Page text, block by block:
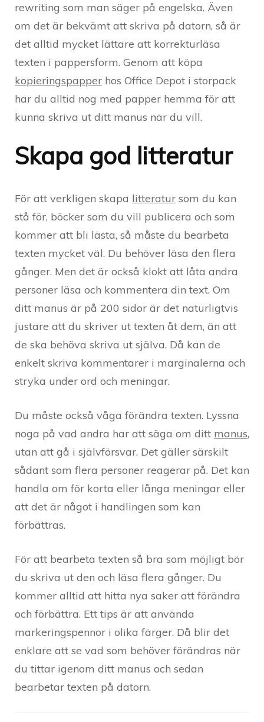
rewriting som man säger på engelska. Även
om det är bekvämt att skriva på datorn, så är
det alltid mycket lättare att korrekturläsa
texten i pappersform. Genom att köpa
kopieringspapper hos Office Depot i storpack
har du alltid nog med papper hemma för att
kunna skriva ut ditt manus när du vill.
Skapa god litteratur
För att verkligen skapa litteratur som du kan
stå för, böcker som du vill publicera och som
kommer att bli lästa, så måste du bearbeta
texten mycket väl. Du behöver läsa den flera
gånger. Men det är också klokt att låta andra
personer läsa och kommentera din text. Om
ditt manus är på 200 sidor är det naturligtvis
justare att du skriver ut texten åt dem, än att
de ska behöva skriva ut själva. Då kan de
enkelt skriva kommentarer i marginalerna och
stryka under ord och meningar.
Du måste också våga förändra texten. Lyssna
noga på vad andra har att säga om ditt manus,
utan att gå i självförsvar. Det gäller särskilt
sådant som flera personer reagerar på. Det kan
handla om för korta eller långa meningar eller
att det är något i handlingen som kan
förbättras.
För att bearbeta texten så bra som möjligt bör
du skriva ut den och läsa flera gånger. Du
kommer alltid att hitta nya saker att förändra
och förbättra. Ett tips är att använda
markeringspennor i olika färger. Då blir det
enklare att se vad som behöver förändras när
du tittar igenom ditt manus och sedan
bearbetar texten på datorn.